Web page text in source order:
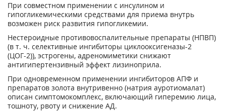
При совместном применении с инсулином и
гипогликемическими средствами для приема внутрь
возможен риск развития гипогликемии.
Нестероидные противовоспалительные препараты (НПВП)
(в т. ч. селективные ингибиторы циклооксигеназы-2
(ЦОГ-2)), эстрогены, адреномиметики снижают
антигипертензивный эффект лизиноприла.
При одновременном применении ингибиторов АПФ и
препаратов золота внутривенно (натрия ауротиомалат)
описан симптомокомплекс, включающий гиперемию лица,
тошноту, рвоту и снижение АД.